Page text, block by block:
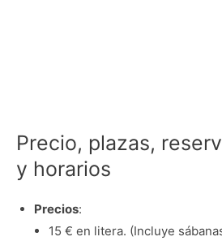
Precio, plazas,
y horarios
Precios:
15 € en litera. (Incluye